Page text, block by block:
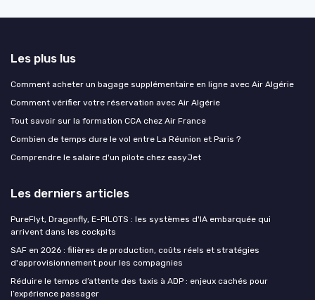
Les plus lus
Comment acheter un bagage supplémentaire en ligne avec Air Algérie
Comment vérifier votre réservation avec Air Algérie
Tout savoir sur la formation CCA chez Air France
Combien de temps dure le vol entre La Réunion et Paris ?
Comprendre le salaire d'un pilote chez easyJet
Les derniers articles
PureFlyt, Dragonfly, E-PILOTS : les systèmes d'IA embarquée qui
arrivent dans les cockpits
SAF en 2026 : filières de production, coûts réels et stratégies
d'approvisionnement pour les compagnies
Réduire le temps d’attente des taxis à ADP : enjeux cachés pour
l’expérience passager